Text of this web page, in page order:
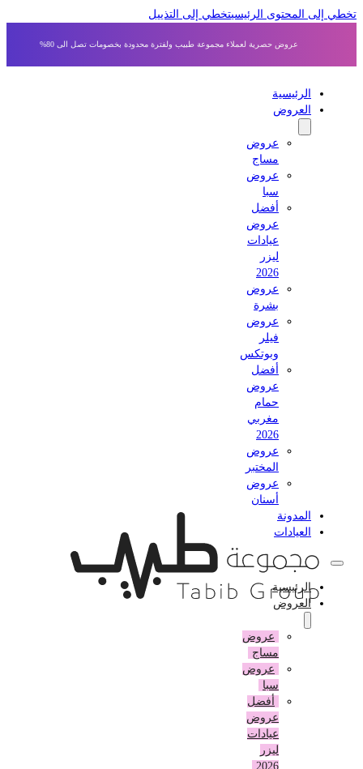
إلى المحتوى الرئيسي تخطي إلى التذييل
عروض حصرية لعملاء مجموعة طبيب ولفترة محدودة بخصومات تصل الى 80%
الرئيسية
العروض
عروض
مساج
عروض
أفضل
عروض
عيادات
عروض
بشرة
عروض
وبوتكس
أفضل
عروض
حمام
مغربي
عروض
المختبر
عروض
أسنان
المدونة
العيادات
الرئيسية
العروض
عروض
مساج
عروض
أفضل
عروض
عيادات